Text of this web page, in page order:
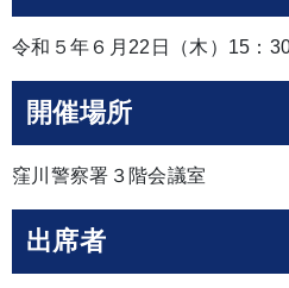
令和５年６月22日（木）15：
開催場所
窪川警察署３階会議室
出席者